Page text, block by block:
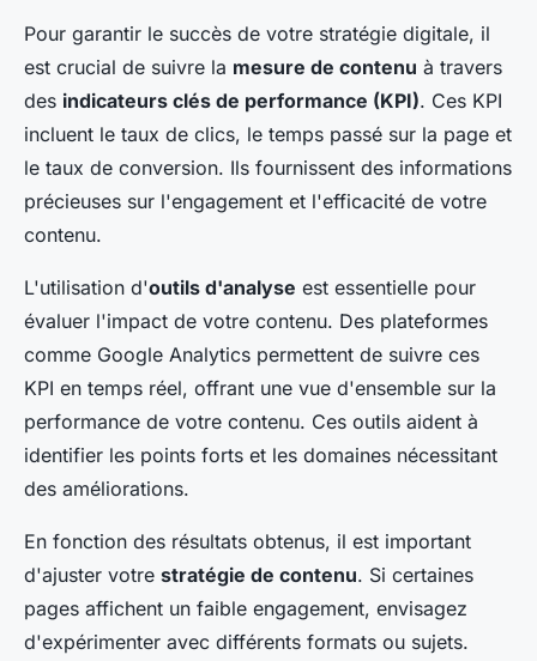
Pour garantir le succès de votre stratégie digitale, il
est crucial de suivre la mesure de contenu à travers
des indicateurs clés de performance (KPI). Ces KPI
incluent le taux de clics, le temps passé sur la page et
le taux de conversion. Ils fournissent des informations
précieuses sur l'engagement et l'efficacité de votre
contenu.
L'utilisation d'outils d'analyse est essentielle pour
évaluer l'impact de votre contenu. Des plateformes
comme Google Analytics permettent de suivre ces
KPI en temps réel, offrant une vue d'ensemble sur la
performance de votre contenu. Ces outils aident à
identifier les points forts et les domaines nécessitant
des améliorations.
En fonction des résultats obtenus, il est important
d'ajuster votre stratégie de contenu. Si certaines
pages affichent un faible engagement, envisagez
d'expérimenter avec différents formats ou sujets.